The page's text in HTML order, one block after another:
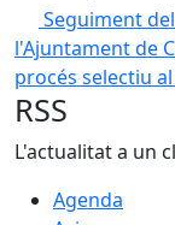
Seguiment
l'Ajuntament de
procés selectiu al
RSS
L'actualitat a un
Agenda